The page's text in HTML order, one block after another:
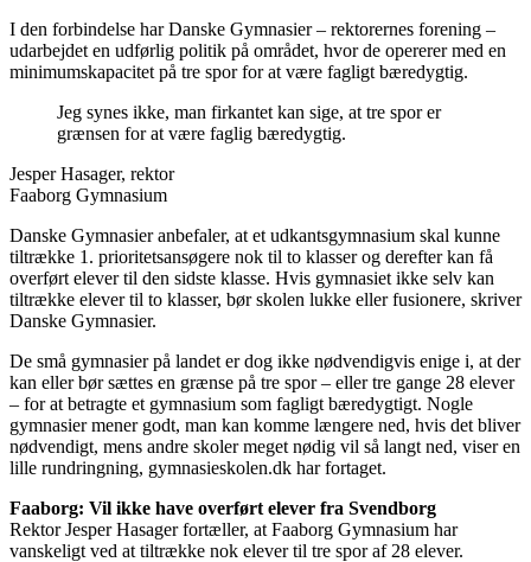
I den forbindelse har Danske Gymnasier – rektorernes forening –
udarbejdet en udførlig politik på området, hvor de opererer med en
minimumskapacitet på tre spor for at være fagligt bæredygtig.
Jeg synes ikke, man firkantet kan sige, at tre spor er
grænsen for at være faglig bæredygtig.
Jesper Hasager, rektor
Faaborg Gymnasium
Danske Gymnasier anbefaler, at et udkantsgymnasium skal kunne
tiltrække 1. prioritetsansøgere nok til to klasser og derefter kan få
overført elever til den sidste klasse. Hvis gymnasiet ikke selv kan
tiltrække elever til to klasser, bør skolen lukke eller fusionere, skriver
Danske Gymnasier.
De små gymnasier på landet er dog ikke nødvendigvis enige i, at der
kan eller bør sættes en grænse på tre spor – eller tre gange 28 elever
– for at betragte et gymnasium som fagligt bæredygtigt. Nogle
gymnasier mener godt, man kan komme længere ned, hvis det bliver
nødvendigt, mens andre skoler meget nødig vil så langt ned, viser en
lille rundringning, gymnasieskolen.dk har fortaget.
Faaborg: Vil ikke have overført elever fra Svendborg
Rektor Jesper Hasager fortæller, at Faaborg Gymnasium har
vanskeligt ved at tiltrække nok elever til tre spor af 28 elever.